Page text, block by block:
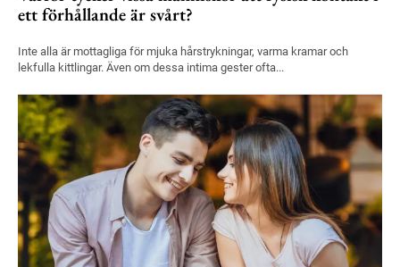
ett förhållande är svårt?
Inte alla är mottagliga för mjuka hårstrykningar, varma kramar och
lekfulla kittlingar. Även om dessa intima gester ofta...